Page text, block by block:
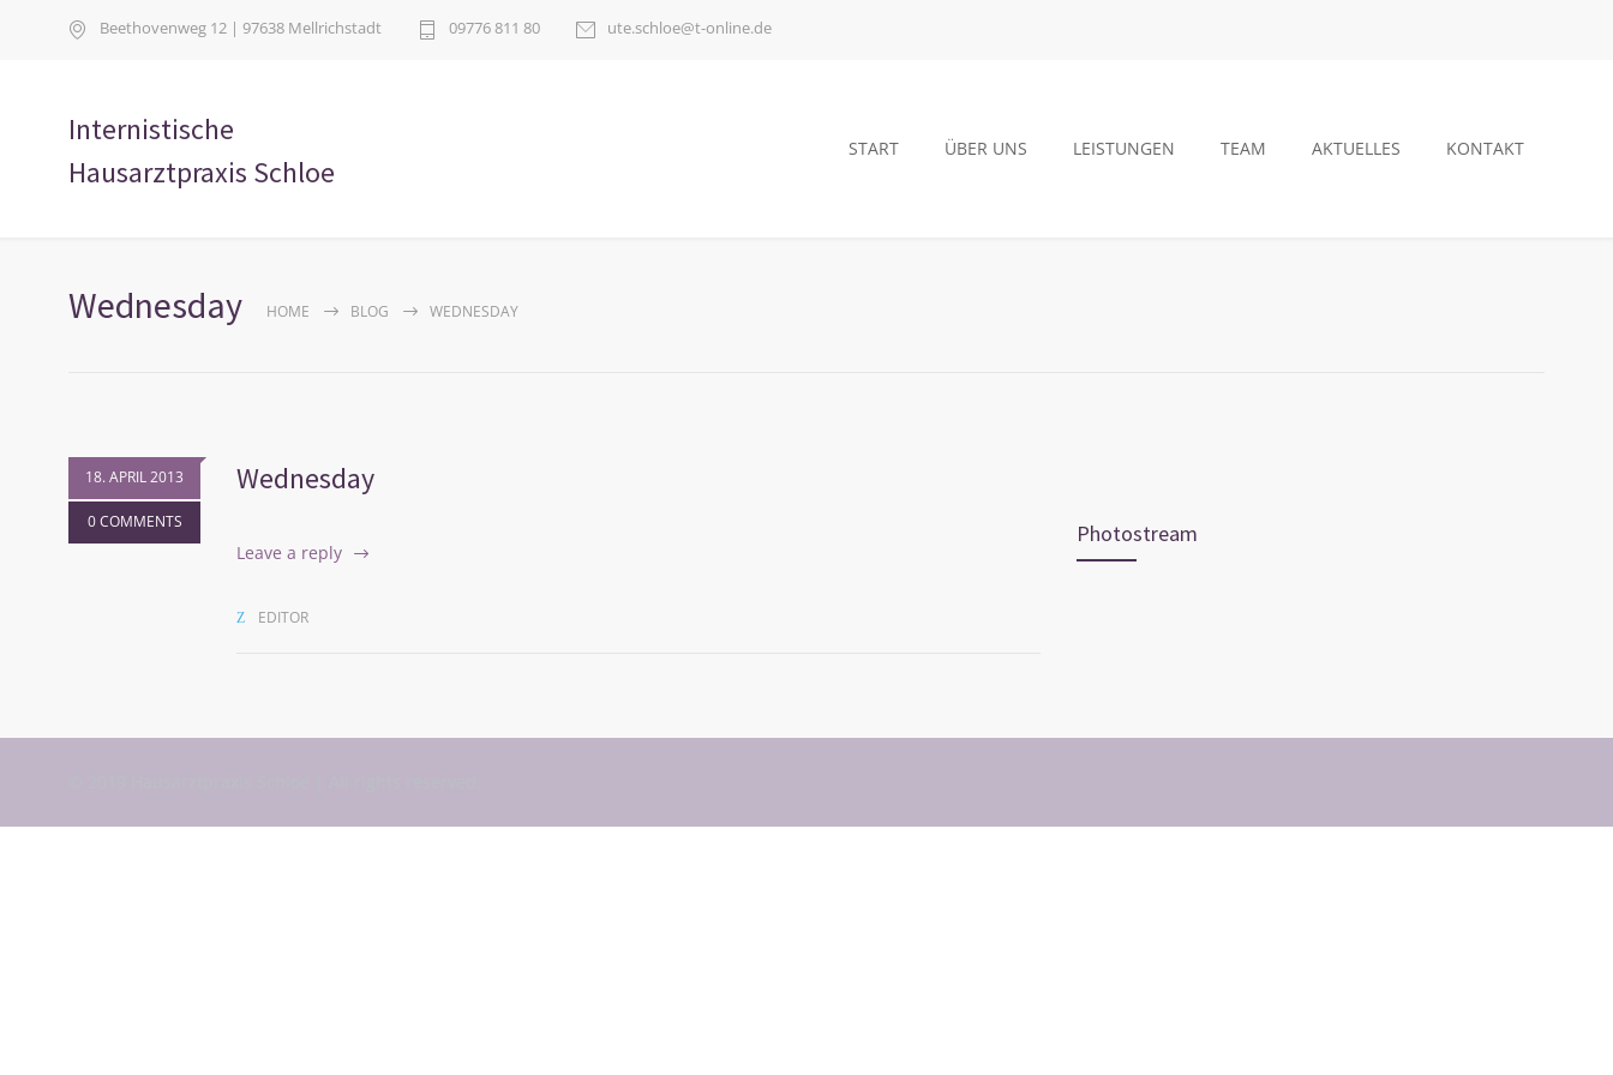
Beethovenweg 12 | 97638 Mellrichstadt 09776 811 80 ute.schloe@t-online.de
Internistische
Hausarztpraxis Schloe
START ÜBER UNS LEISTUNGEN TEAM AKTUELLES KONTAKT
Wednesday HOME BLOG WEDNESDAY
18. APRIL 2013
0 COMMENTS
Wednesday
Leave a reply
EDITOR
Photostream